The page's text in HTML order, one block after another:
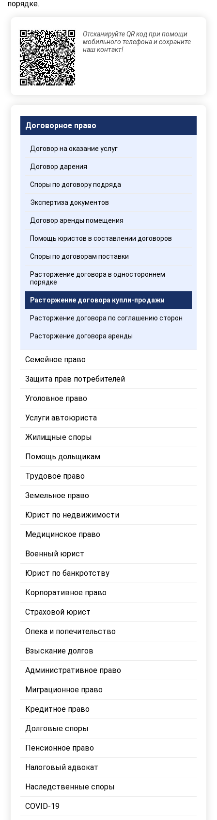
порядке.
Отсканируйте QR код при помощи
мобильного телефона и сохраните
наш контакт!
Договорное право
Договор на оказание услуг
Договор дарения
Споры по договору подряда
Экспертиза документов
Договор аренды помещения
Помощь юристов в составлении договоров
Споры по договорам поставки
Расторжение договора в одностороннем
порядке
Расторжение договора купли-продажи
Расторжение договора по соглашению сторон
Расторжение договора аренды
Семейное право
Защита прав потребителей
Уголовное право
Услуги автоюриста
Жилищные споры
Помощь дольщикам
Трудовое право
Земельное право
Юрист по недвижимости
Медицинское право
Военный юрист
Юрист по банкротству
Корпоративное право
Страховой юрист
Опека и попечительство
Взыскание долгов
Административное право
Миграционное право
Кредитное право
Долговые споры
Пенсионное право
Налоговый адвокат
Наследственные споры
COVID-19